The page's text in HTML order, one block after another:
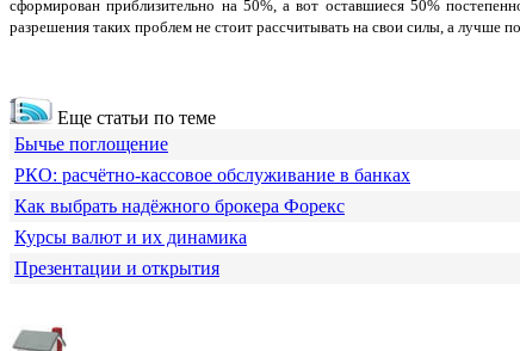
сформирован приблизительно на 50%, а вот оставшиеся 50%
разрешения таких проблем не стоит рассчитывать на свои силы, а лучше
Еще статьи по теме
Бычье поглощение
РКО: расчётно-кассовое обслуживание в банках
Как выбрать надёжного брокера Форекс
Курсы валют и их динамика
Презентации и открытия